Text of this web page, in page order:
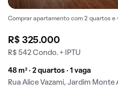
Comprar apartamento com 2 quartos e
R$ 325.000
R$ 542 Condo. + IPTU
48 m² · 2 quartos · 1 vaga
Rua Alice Vazami, Jardim Monte